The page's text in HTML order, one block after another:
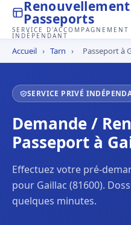
Renouvellement
Passeports
SERVICE D'ACCOMPAGNEMENT
INDÉPENDANT
Accueil › Tarn › Passeport à
SERVICE PRIVÉ
Demande /
Passeport à
Effectuez votre pré-
pour Gaillac (81600).
quelques minutes.